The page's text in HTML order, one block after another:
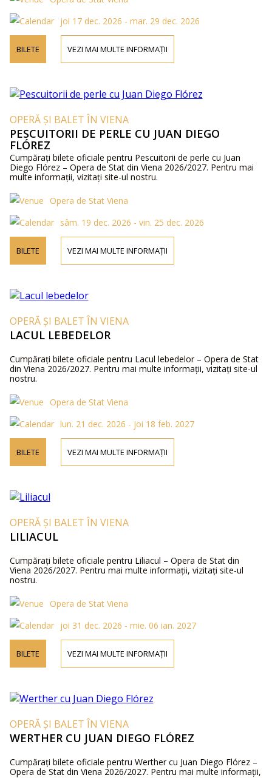
joi 17 dec. 2026 - mar. 29 dec. 2026
BILETE VEZI MAI MULTE INFORMAȚII
OPERĂ ȘI BALET ÎN VIENA
PESCUITORII DE PERLE CU JUAN DIEGO
FLÓREZ
Cumpărați bilete oficiale pentru Pescuitorii de perle cu Juan
Diego Flórez – Opera de Stat din Viena 2026/2027. Pentru mai
multe informații, vizitați site-ul nostru.
Opera de Stat Viena
sâm. 19 dec. 2026 - vin. 25 dec. 2026
BILETE VEZI MAI MULTE INFORMAȚII
OPERĂ ȘI BALET ÎN VIENA
LACUL LEBEDELOR
Cumpărați bilete oficiale pentru Lacul lebedelor – Opera de Stat
din Viena 2026/2027. Pentru mai multe informații, vizitați site-ul
nostru.
Opera de Stat Viena
lun. 21 dec. 2026 - joi 18 feb. 2027
BILETE VEZI MAI MULTE INFORMAȚII
OPERĂ ȘI BALET ÎN VIENA
LILIACUL
Cumpărați bilete oficiale pentru Liliacul – Opera de Stat din
Viena 2026/2027. Pentru mai multe informații, vizitați site-ul
nostru.
Opera de Stat Viena
joi 31 dec. 2026 - mie. 06 ian. 2027
BILETE VEZI MAI MULTE INFORMAȚII
OPERĂ ȘI BALET ÎN VIENA
WERTHER CU JUAN DIEGO FLÓREZ
Cumpărați bilete oficiale pentru Werther cu Juan Diego Flórez –
Opera de Stat din Viena 2026/2027. Pentru mai multe informații,